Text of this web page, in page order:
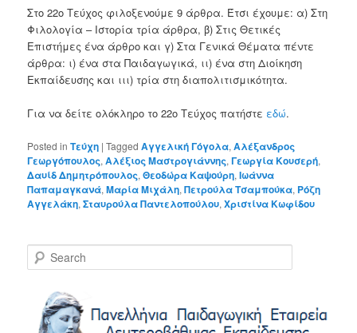
Στο 22o Τεύχος φιλοξενούμε 9 άρθρα. Έτσι έχουμε: α) Στη
Φιλολογία – Ιστορία τρία άρθρα, β) Στις Θετικές
Επιστήμες ένα άρθρο και γ) Στα Γενικά Θέματα πέντε
άρθρα: ι) ένα στα Παιδαγωγικά, ιι) ένα στη Διοίκηση
Εκπαίδευσης και ιιι) τρία στη διαπολιτισμικότητα.
Για να δείτε ολόκληρο το 22o Τεύχος πατήστε εδώ.
Posted in Τεύχη |Tagged Αγγελική Γόγολα,Αλέξανδρος
Γεωργόπουλος,Αλέξιος Μαστρογιάννης,Γεωργία Κουσερή,
Δαυίδ Δημητρόπουλος,Θεοδώρα Καψούρη,Ιωάννα
Παπαμαγκανά,Μαρία Μιχάλη,Πετρούλα Τσαμπούκα, Ρόζη
Αγγελάκη,Σταυρούλα Παντελοπούλου,Χριστίνα Κωφίδου
e